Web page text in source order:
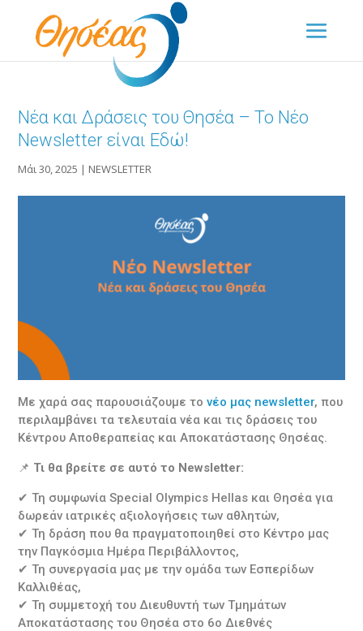
Νέα και Δράσεις του Θησέα – Το Νέο
Newsletter είναι Εδώ!
Μάι 30, 2025 | NEWSLETTER
Με χαρά σας παρουσιάζουμε τονέο μας newsletter, που
περιλαμβάνει τα τελευταία νέα και τις δράσεις του
Κέντρου Αποθεραπείας και Αποκατάστασης Θησέας.
📌 Τι θα βρείτε σε αυτό το Newsletter:
✔ Τη συμφωνία Special Olympics Hellas και Θησέα για
δωρεάν ιατρικές αξιολογήσεις των αθλητών,
✔ Τη δράση που θα πραγματοποιηθεί στο Κέντρο μας
την Παγκόσμια Ημέρα Περιβάλλοντος,
✔ Τη συνεργασία μας με την ομάδα των Εσπερίδων
Καλλιθέας,
✔ Τη συμμετοχή του Διευθυντή των Τμημάτων
Αποκατάστασης του Θησέα στο 6ο Διεθνές